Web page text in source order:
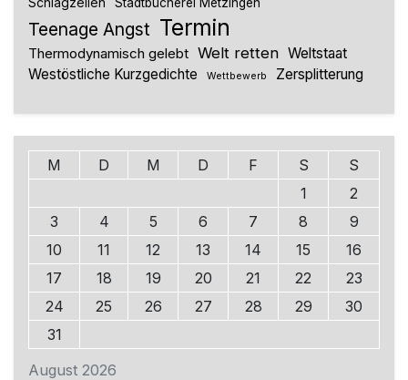
Teenage Angst Termin
Thermodynamisch gelebt Welt retten Weltstaat
Westöstliche Kurzgedichte
Wettbewerb Zersplitterung
August 2026
M D M D F S
S
1
2
3
4 5 6 7 8
9
10
11 12 13 14 15
16
17
18 19 20 21 22
23
24
25 26 27 28 29
30
31